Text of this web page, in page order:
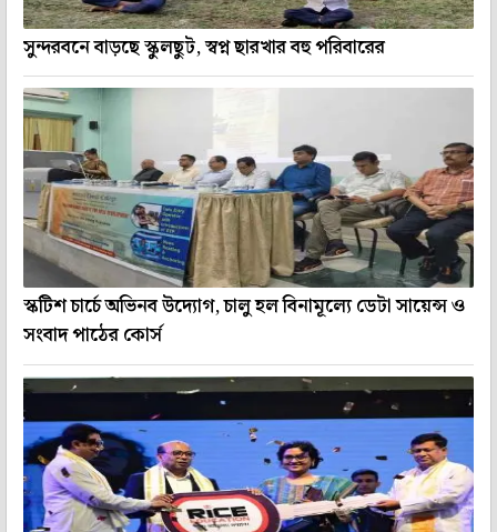
সুন্দরবনে বাড়ছে স্কুলছুট, স্বপ্ন ছারখার বহু পরিবারের
স্কটিশ চার্চে অভিনব উদ্যোগ, চালু হল বিনামূল্যে ডেটা সায়েন্স ও
সংবাদ পাঠের কোর্স